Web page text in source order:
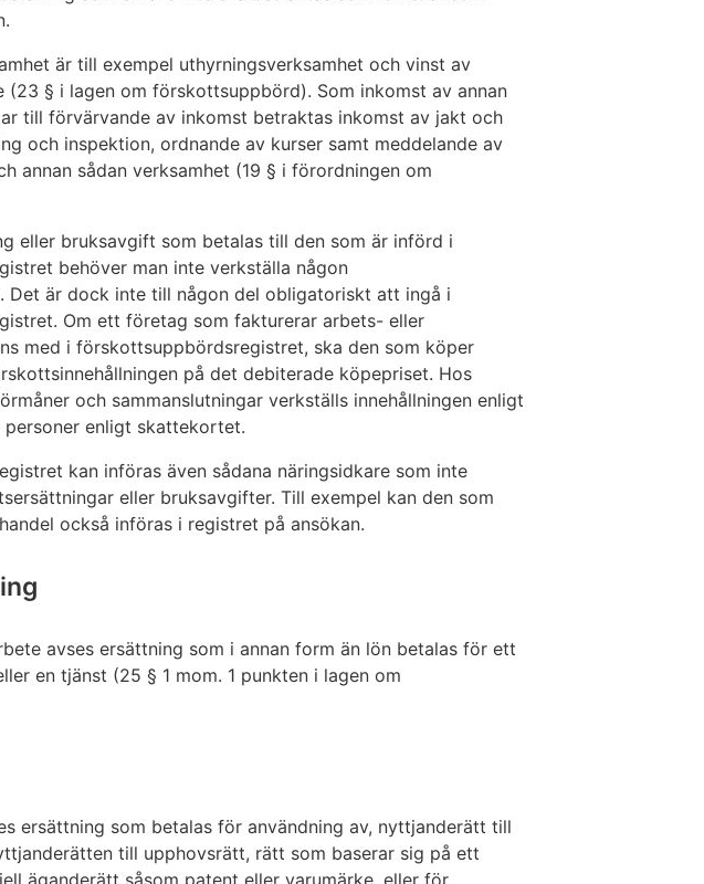
är till exempel uthyrningsverksamhet och vinst av
(23 § i lagen om förskottsuppbörd). Som inkomst av annan
till förvärvande av inkomst betraktas inkomst av jakt och
och inspektion, ordnande av kurser samt meddelande av
annan sådan verksamhet (19 § i förordningen om
eller bruksavgift som betalas till den som är införd i
behöver man inte verkställa någon
Det är dock inte till någon del obligatoriskt att ingå i
Om ett företag som fakturerar arbets- eller
med i förskottsuppbördsregistret, ska den som köper
på det debiterade köpepriset. Hos
och sammanslutningar verkställs innehållningen enligt
personer enligt skattekortet.
kan införas även sådana näringsidkare som inte
eller bruksavgifter. Till exempel kan den som
också införas i registret på ansökan.
avses ersättning som i annan form än lön betalas för ett
en tjänst (25 § 1 mom. 1 punkten i lagen om
ersättning som betalas för användning av, nyttjanderätt till
till upphovsrätt, rätt som baserar sig på ett